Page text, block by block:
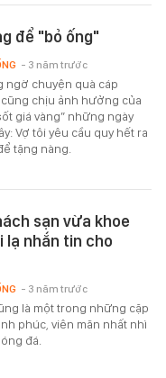
để "bỏ ống"
ngờ chuyện quà cáp
chịu ảnh hưởng của
giá vàng” những ngày
Vợ tôi yêu cầu quy hết ra
tặng nàng.
- 3 năm trước
sạn vừa khoe
lạ nhắn tin cho
là một trong những cặp
phúc, viên mãn nhất nhì
đá.
- 3 năm trước